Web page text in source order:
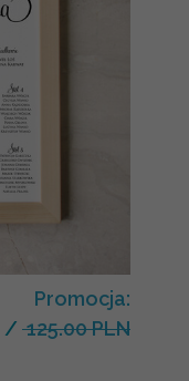
Promocja:
/ 125.00 PLN